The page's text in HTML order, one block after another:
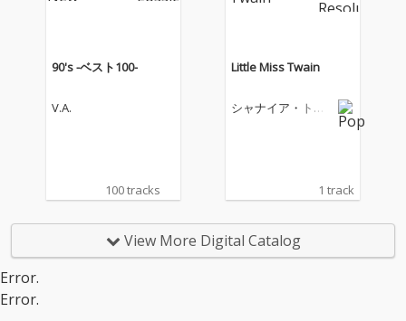
90's -ベスト100-
V.A.
100 tracks
Little Miss Twain
シャナイア・トゥ
1 track
View More Digital Catalog
Error.
Error.